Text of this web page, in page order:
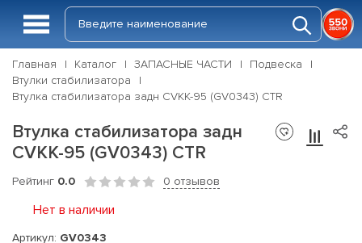
Главная Каталог ЗАПАСНЫЕ ЧАСТИ
Подвеска
Втулки стабилизатора
Втулка стабилизатора задн CVKK-95 (GV0343) CTR
Втулка стабилизатора задн
CVKK-95 (GV0343) CTR
Рейтинг 0.0 0 отзывов
Нет в наличии
Артикул: GV0343